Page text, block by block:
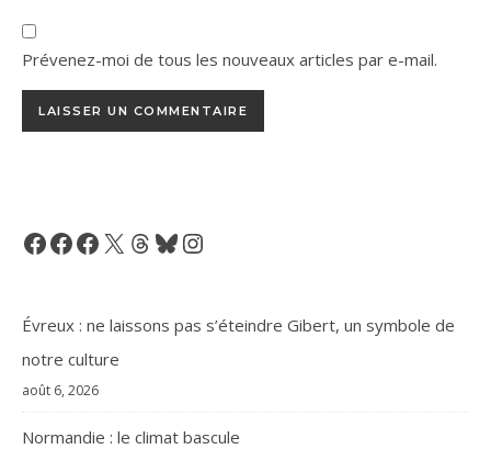
Prévenez-moi de tous les nouveaux articles par e-mail.
Facebook
Facebook
Facebook
X Threads
BlueskyInstagram
Évreux : ne laissons pas s’éteindre Gibert, un symbole de
notre culture
août 6, 2026
Normandie : le climat bascule